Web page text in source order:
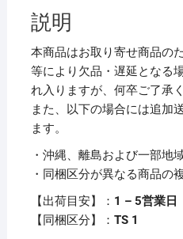
ッ
ク
（ク
リ
ア
ブ
ッ
ク）
（ポ
ケ
ッ
説明
本商品はお取り寄せ商品の
等により欠品・遅延となる
れ入りますが、何卒ご了承
また、以下の場合には追加
ます。
・沖縄、離島および一部地
・同梱区分が異なる商品の
【出荷目安】： 1 – 5営業
【同梱区分】： TS 1